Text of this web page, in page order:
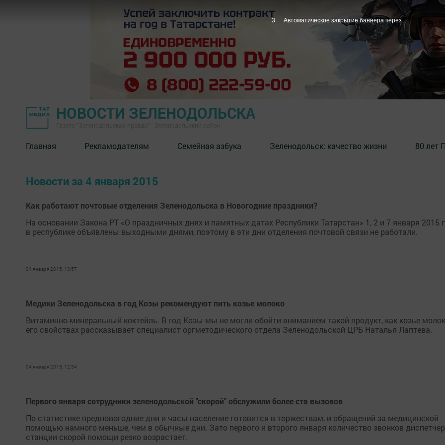
НОВОСТИ ЗЕЛЕНОДОЛЬСКА
Главная Рекламодателям Семейная азбука ⁠Зеленодольск: качество жизни 80 лет
Новости за 4 января 2015
Как работают почтовые отделения Зеленодольска в Новогодние праздники?
На основании Закона РТ «О праздничных днях и памятных датах Республики Татарстан» 1, 2 и 7 января 2015
в республике объявлены выходными днями, поэтому в эти дни отделения почтовой связи не работали.
04 января 2015, 13:57
Медики Зеленодольска в год Козы рекомендуют пить козье молоко
Витаминно-минеральный коктейль. В год Козы мы не могли обойти вниманием такой продукт, как козье
его свойствах рассказывает специалист оргметодического отдела Зеленодольской ЦРБ Наталья Лаптева.
04 января 2015, 12:54
Первого января сотрудники зеленодольской "скорой" обслужили более ста вызовов
По статистике предновогодние дни и часы население готовится в торжествам, и обращений за медицинской
помощью намного меньше, чем в обычные дни. Зато первого и второго января количество звонков
станции скорой помощи резко возрастает.
2 Автоматическое закрытие баннера через